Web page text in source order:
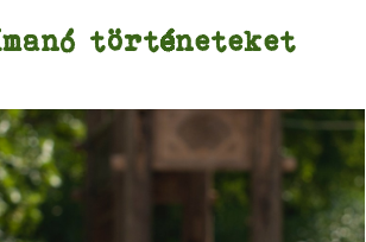
történeteket